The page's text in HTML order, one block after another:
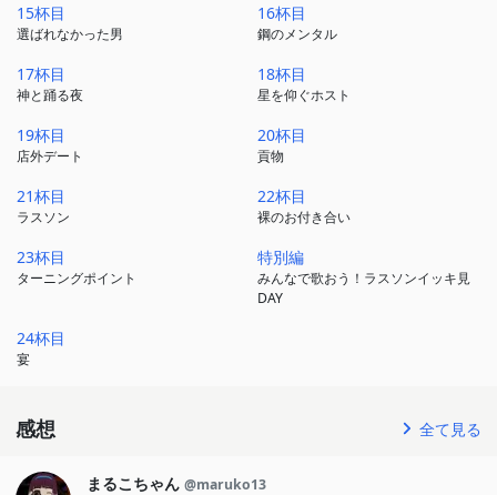
15杯目
選ばれなかった男
16杯目
鋼のメンタル
17杯目
神と踊る夜
18杯目
星を仰ぐホスト
19杯目
店外デート
20杯目
貢物
21杯目
ラスソン
22杯目
裸のお付き合い
23杯目
ターニングポイント
特別編
みんなで歌おう！ラスソンイッキ見
DAY
24杯目
宴
感想 全て見る
まるこちゃん @maruko13